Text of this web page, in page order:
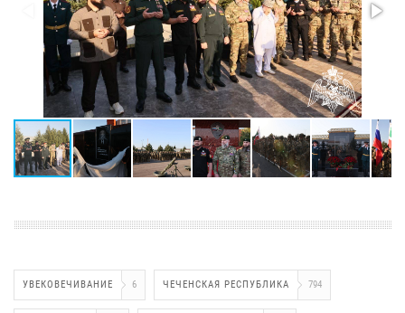
УВЕКОВЕЧИВАНИЕ 6 ЧЕЧЕНСКАЯ РЕСПУБЛИКА 794